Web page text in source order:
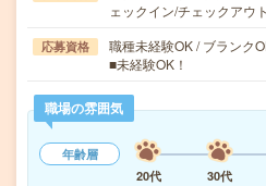
ェックイン/チェックア
応募資格
職種未経験OK / ブランク
■未経験OK！
職場の雰囲気
年齢層
20代
30代